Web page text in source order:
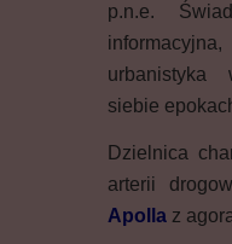
p.n.e.
urbanistyka
siebie
Dzielnica
arterii
Apolla z